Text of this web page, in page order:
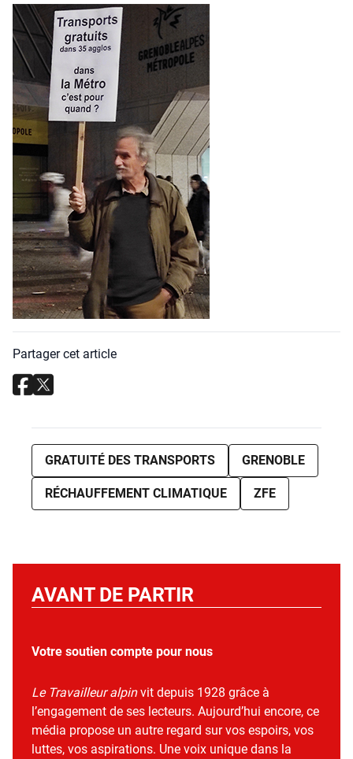
Partager cet article
GRATUITÉ DES TRANSPORTS GRENOBLE
RÉCHAUFFEMENT CLIMATIQUE ZFE
AVANT DE PARTIR
Votre soutien compte pour nous
Le Travailleur alpinvit depuis 1928 grâce à
l’engagement de ses lecteurs. Aujourd’hui encore, ce
média propose un autre regard sur vos espoirs, vos
luttes, vos aspirations. Une voix unique dans la